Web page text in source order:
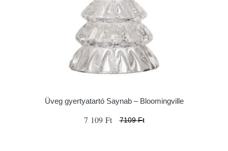
Üveg gyertyatartó Saynab – Bloomingville
7 109 Ft 7109 Ft